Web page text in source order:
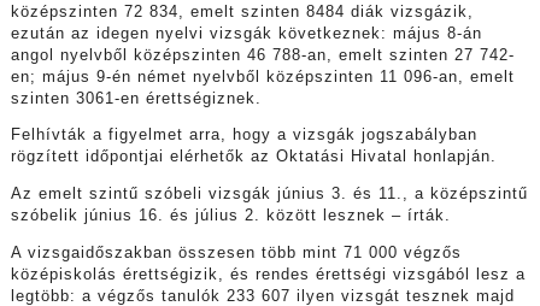
középszinten 72 834, emelt szinten 8484 diák vizsgázik,
ezután az idegen nyelvi vizsgák következnek: május 8-án
angol nyelvből középszinten 46 788-an, emelt szinten 27 742-
en; május 9-én német nyelvből középszinten 11 096-an, emelt
szinten 3061-en érettségiznek.
Felhívták a figyelmet arra, hogy a vizsgák jogszabályban
rögzített időpontjai elérhetők az Oktatási Hivatal honlapján.
Az emelt szintű szóbeli vizsgák június 3. és 11., a középszintű
szóbelik június 16. és július 2. között lesznek – írták.
A vizsgaidőszakban összesen több mint 71 000 végzős
középiskolás érettségizik, és rendes érettségi vizsgából lesz a
legtöbb: a végzős tanulók 233 607 ilyen vizsgát tesznek majd